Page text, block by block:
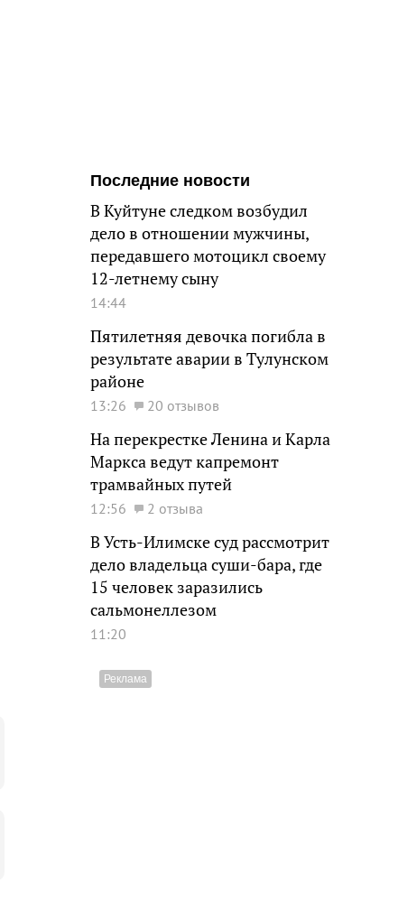
Последние новости
В Куйтуне следком возбудил
дело в отношении мужчины,
передавшего мотоцикл своему
12-летнему сыну
14:44
Пятилетняя девочка погибла в
результате аварии в Тулунском
районе
13:26 20 отзывов
На перекрестке Ленина и Карла
Маркса ведут капремонт
трамвайных путей
12:56 2 отзыва
В Усть-Илимске суд рассмотрит
дело владельца суши-бара, где
15 человек заразились
сальмонеллезом
11:20